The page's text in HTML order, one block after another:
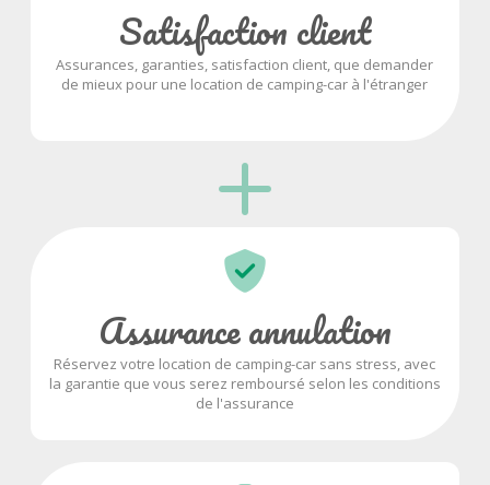
Satisfaction client
Assurances, garanties, satisfaction client, que demander
de mieux pour une location de camping-car à l'étranger
Assurance annulation
Réservez votre location de camping-car sans stress, avec
la garantie que vous serez remboursé selon les conditions
de l'assurance